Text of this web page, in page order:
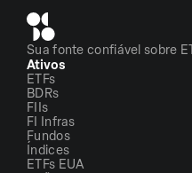
Sua fonte confiável sobre
Ativos
ETFs
BDRs
FIIs
FI Infras
Fundos
Índices
ETFs EUA